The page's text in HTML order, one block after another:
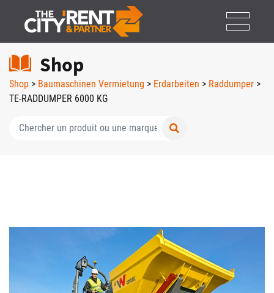
Shop
Shop > Baumaschinen Vermietung > Erdarbeiten > Raddumper >
TE-RADDUMPER 6000 KG